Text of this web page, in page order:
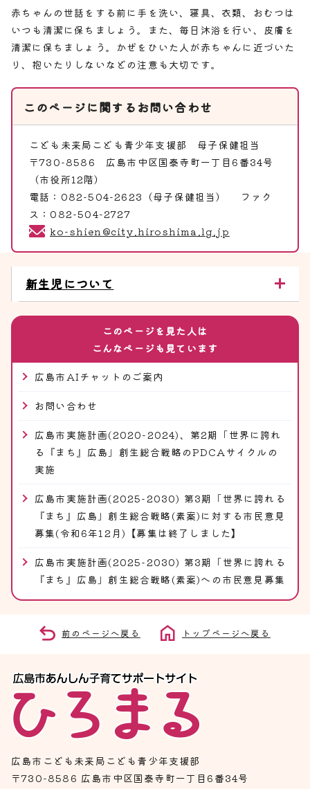
赤ちゃんの世話をする前に手を洗い、寝具、衣類、おむつは
いつも清潔に保ちましょう。また、毎日沐浴を行い、皮膚を
清潔に保ちましょう。かぜをひいた人が赤ちゃんに近づいた
り、抱いたりしないなどの注意も大切です。
このページに関する お問い合わせ
こども未来局こども青少年支援部 母子保健担当
〒730-8586 広島市中区国泰寺町一丁目6番34号
（市役所12階）
電話：082-504-2623（母子保健担当） ファク
ス：082-504-2727
ko-shien@city.hiroshima.lg.jp
新生児について
このページを見た人は
こんなページも見ています
広島市AIチャットのご案内
お問い合わせ
広島市実施計画(2020-2024)、第2期「世界に誇れ
る『まち』広島」創生総合戦略のPDCAサイクルの
実施
広島市実施計画(2025-2030) 第3期「世界に誇れる
『まち』広島」創生総合戦略(素案)に対する市民意見
募集(令和6年12月)【募集は終了しました】
広島市実施計画(2025-2030) 第3期「世界に誇れる
『まち』広島」創生総合戦略(素案)への市民意見募集
前のページへ戻る トップページへ戻る
広島市こども未来局こども青少年支援部
〒730-8586 広島市中区国泰寺町一丁目6番34号